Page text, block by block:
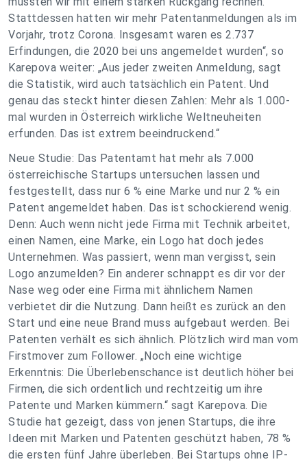
Stattdessen hatten wir mehr Patentanmeldungen als im
Vorjahr, trotz Corona. Insgesamt waren es 2.737
Erfindungen, die 2020 bei uns angemeldet wurden“, so
Karepova weiter: „Aus jeder zweiten Anmeldung, sagt
die Statistik, wird auch tatsächlich ein Patent. Und
genau das steckt hinter diesen Zahlen: Mehr als 1.000-
mal wurden in Österreich wirkliche Weltneuheiten
erfunden. Das ist extrem beeindruckend.“
Neue Studie: Das Patentamt hat mehr als 7.000
österreichische Startups untersuchen lassen und
festgestellt, dass nur 6 % eine Marke und nur 2 % ein
Patent angemeldet haben. Das ist schockierend wenig.
Denn: Auch wenn nicht jede Firma mit Technik arbeitet,
einen Namen, eine Marke, ein Logo hat doch jedes
Unternehmen. Was passiert, wenn man vergisst, sein
Logo anzumelden? Ein anderer schnappt es dir vor der
Nase weg oder eine Firma mit ähnlichem Namen
verbietet dir die Nutzung. Dann heißt es zurück an den
Start und eine neue Brand muss aufgebaut werden. Bei
Patenten verhält es sich ähnlich. Plötzlich wird man vom
Firstmover zum Follower. „Noch eine wichtige
Erkenntnis: Die Überlebenschance ist deutlich höher bei
Firmen, die sich ordentlich und rechtzeitig um ihre
Patente und Marken kümmern.“ sagt Karepova. Die
Studie hat gezeigt, dass von jenen Startups, die ihre
Ideen mit Marken und Patenten geschützt haben, 78 %
die ersten fünf Jahre überleben. Bei Startups ohne IP-